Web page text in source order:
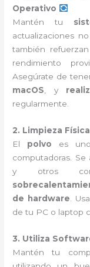
Operativo
Mantén tu
actualizaciones
también
rendimiento
Asegúrate de
macOS , y
regularmente.
2. Limpieza
El polvo es
computadoras.
y otros
de hardware .
de tu PC o laptop
3. Utiliza
Mantén tu